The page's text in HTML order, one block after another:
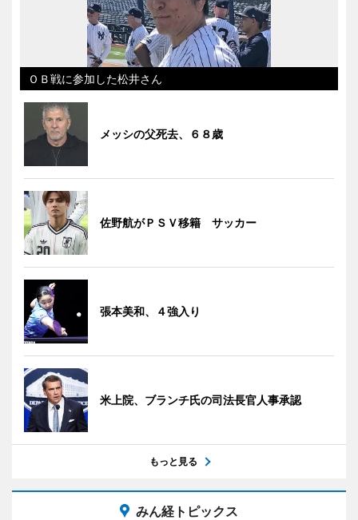
ＯＢ戦に参加した松井さん
メッシの父死去、６８歳
佐野航がＰＳＶ移籍 サッカー
張本美和、４強入り
米上院、ブランチ氏の司法長官人事承認
もっと見る
みん経トピックス